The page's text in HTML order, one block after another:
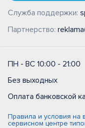
Служба поддержки:
Партнерство:
ПН - ВС 10:00 - 21:00
Без выходных
Оплата банковской
Правила и условия на
сервисном центре